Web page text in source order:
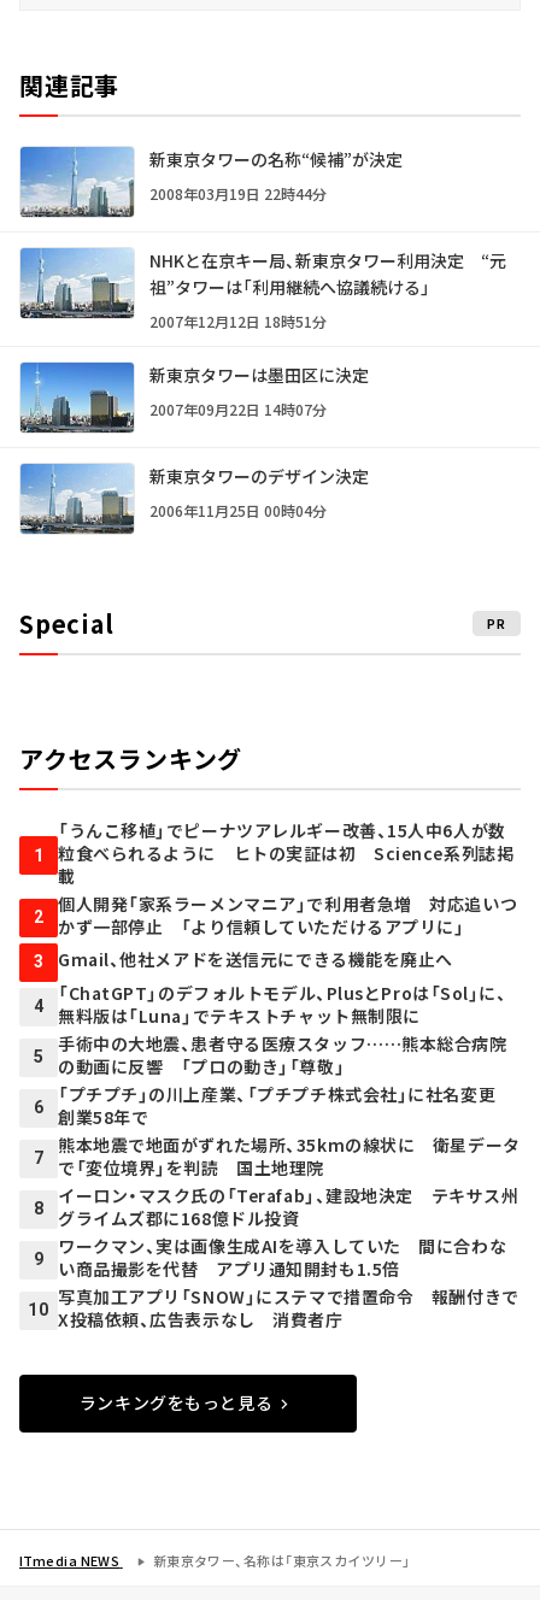
関連記事
新東京タワーの名称“候補”が決定
2008年03月19日 22時44分
NHKと在京キー局、新東京タワー利用決定 “元
祖”タワーは「利用継続へ協議続ける」
2007年12月12日 18時51分
新東京タワーは墨田区に決定
2007年09月22日 14時07分
新東京タワーのデザイン決定
2006年11月25日 00時04分
Special PR
アクセスランキング
1
「うんこ移植」でピーナツアレルギー改善、15人中6人が数
粒食べられるように ヒトの実証は初 Science系列誌掲
載
2
個人開発「家系ラーメンマニア」で利用者急増 対応追いつ
かず一部停止 「より信頼していただけるアプリに」
3 Gmail、他社メアドを送信元にできる機能を廃止へ
4
「ChatGPT」のデフォルトモデル、PlusとProは「Sol」に、
無料版は「Luna」でテキストチャット無制限に
5
手術中の大地震、患者守る医療スタッフ……熊本総合病院
の動画に反響 「プロの動き」「尊敬」
6
「プチプチ」の川上産業、「プチプチ株式会社」に社名変更
創業58年で
7
熊本地震で地面がずれた場所、35kmの線状に 衛星データ
で「変位境界」を判読 国土地理院
8
イーロン・マスク氏の「Terafab」、建設地決定 テキサス州
グライムズ郡に168億ドル投資
9
ワークマン、実は画像生成AIを導入していた 間に合わな
い商品撮影を代替 アプリ通知開封も1.5倍
10
写真加工アプリ「SNOW」にステマで措置命令 報酬付きで
X投稿依頼、広告表示なし 消費者庁
ランキングをもっと見る
ITmedia NEWS 新東京タワー、名称は「東京スカイツリー」